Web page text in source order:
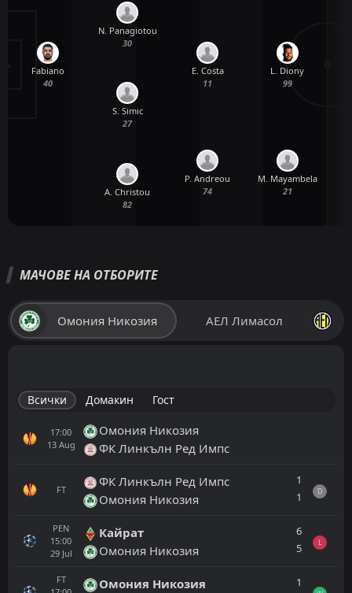
Fabiano
40
A. Christou
82
S. Simic
27
N. Panagiotou
30
P. Andreou
74
E. Costa
11
M. Mayambela
21
L. Diony
99
МАЧОВЕ НА ОТБОРИТЕ
Омония Никозия АЕЛ Лимасол
Всички Домакин Гост
17:00
13 Aug
Омония Никозия
ФК Линкълн Ред Импс
FT
ФК Линкълн Ред Импс
Омония Никозия
1
1
D
PEN
15:00
29 Jul
Кайрат
Омония Никозия
6
5
L
FT
Омония Никозия
1